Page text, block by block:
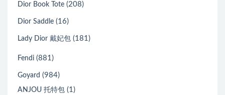
Dior Book Tote (208)
Dior Saddle (16)
Lady Dior 戴妃包 (181)
Fendi (881)
Goyard (984)
ANJOU 托特包 (1)